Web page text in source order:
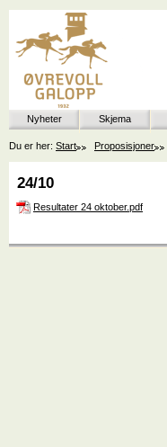
Nyheter Skjema
Du er her: Start Proposisjoner
24/10
Resultater 24 oktober.pdf